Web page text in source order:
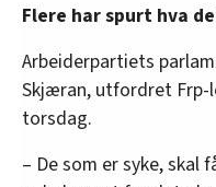
Flere har spurt hva
Arbeiderpartiets
Skjæran, utfordret Frp-
torsdag.
– De som er syke, skal